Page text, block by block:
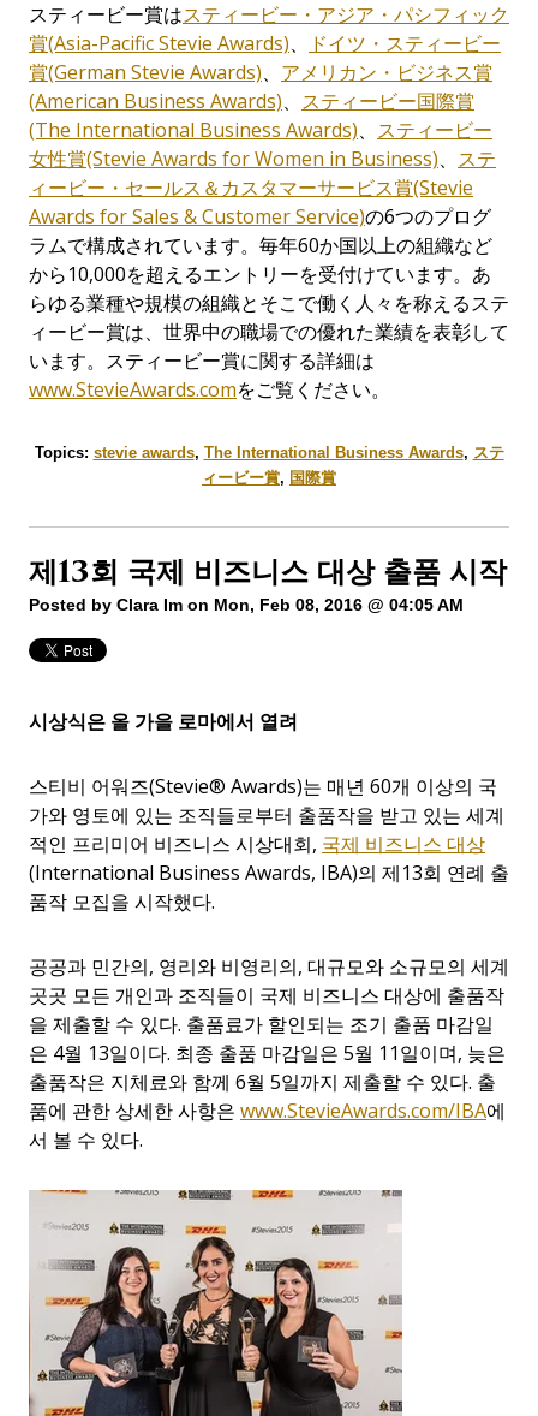
スティービー賞はスティービー・アジア・パシフィック
賞(Asia-Pacific Stevie Awards)、
ドイツ・スティービー
賞(German Stevie Awards)、 アメリカン・ビジネス賞
(American Business Awards)、 スティービー国際賞
(The International Business Awards)、 スティービー
女性賞(Stevie Awards for Women in Business)、 ステ
ィービー・セールス＆カスタマーサービス賞(Stevie
Awards for Sales & Customer Service)の6つのプログ
ラムで構成されています。毎年60か国以上の組織など
から10,000を超えるエントリーを受付けています。あ
らゆる業種や規模の組織とそこで働く人々を称えるステ
ィービー賞は、世界中の職場での優れた業績を表彰して
います。スティービー賞に関する詳細は
www.StevieAwards.comをご覧ください。
Topics: stevie awards, The International Business Awards, ステ
ィービー賞, 国際賞
제13회 국제 비즈니스 대상 출품 시작
Posted by Clara Im on Mon, Feb 08, 2016 @ 04:05 AM
시상식은 올 가을 로마에서 열려
스티비 어워즈(Stevie® Awards)는 매년 60개 이상의 국
가와 영토에 있는 조직들로부터 출품작을 받고 있는 세계
적인 프리미어 비즈니스 시상대회, 국제 비즈니스 대상
(International Business Awards, IBA)의 제13회 연례 출
품작 모집을 시작했다.
공공과 민간의, 영리와 비영리의, 대규모와 소규모의 세계
곳곳 모든 개인과 조직들이 국제 비즈니스 대상에 출품작
을 제출할 수 있다. 출품료가 할인되는 조기 출품 마감일
은 4월 13일이다. 최종 출품 마감일은 5월 11일이며, 늦은
출품작은 지체료와 함께 6월 5일까지 제출할 수 있다. 출
품에 관한 상세한 사항은 www.StevieAwards.com/IBA에
서 볼 수 있다.